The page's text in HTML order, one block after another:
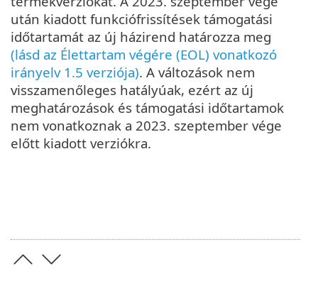
után kiadott funkciófrissítések támogatási
időtartamát az új házirend határozza meg
(lásd az Élettartam végére (EOL) vonatkozó
irányelv 1.5 verziója). A változások nem
visszamenőleges hatályúak, ezért az új
meghatározások és támogatási időtartamok
nem vonatkoznak a 2023. szeptember vége
előtt kiadott verziókra.